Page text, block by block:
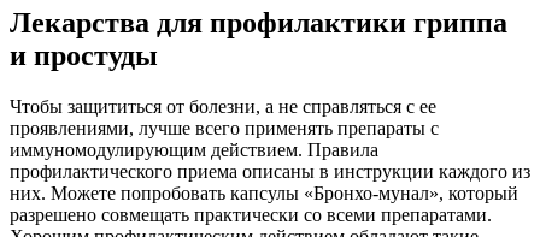
Лекарства для профилактики гриппа
и простуды
Чтобы защититься от болезни, а не справляться с ее
проявлениями, лучше всего применять препараты с
иммуномодулирующим действием. Правила
профилактического приема описаны в инструкции каждого из
них. Можете попробовать капсулы «Бронхо-мунал», который
разрешено совмещать практически со всеми препаратами.